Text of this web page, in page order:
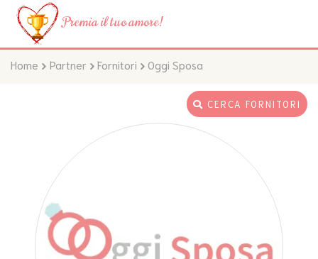
Premia il tuo amore!
Home Partner Fornitori Oggi Sposa
CERCA FORNITORI